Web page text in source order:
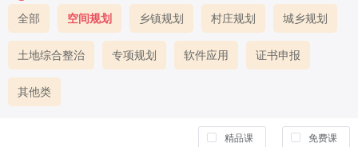
公司简介 About
Usercenter
全部 空间规划 乡镇规划 村庄规划 城乡规划
土地综合整治 专项规划 软件应用 证书申报
其他类
精品课 免费课